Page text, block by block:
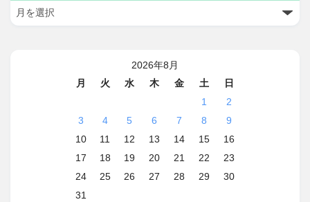
2026年8月
月
火 水 木 金 土
日
1
2
3
4 5 6 7 8
9
10
11 12 13 14 15
16
17
18 19 20 21 22
23
24
25 26 27 28 29
30
31